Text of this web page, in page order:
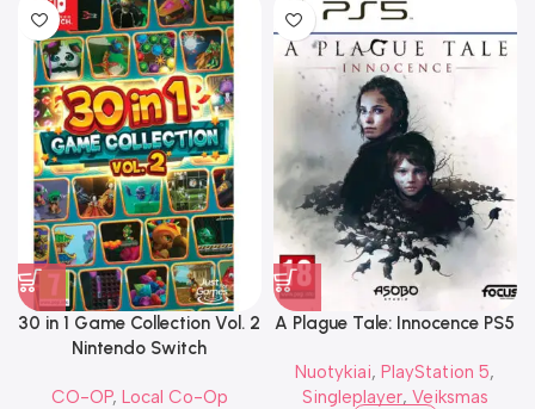
30 in 1 Game Collection Vol. 2
Nintendo Switch
CO-OP, Local Co-Op
A Plague Tale: Innocence PS5
Nuotykiai,PlayStation 5,
Singleplayer, Veiksmas